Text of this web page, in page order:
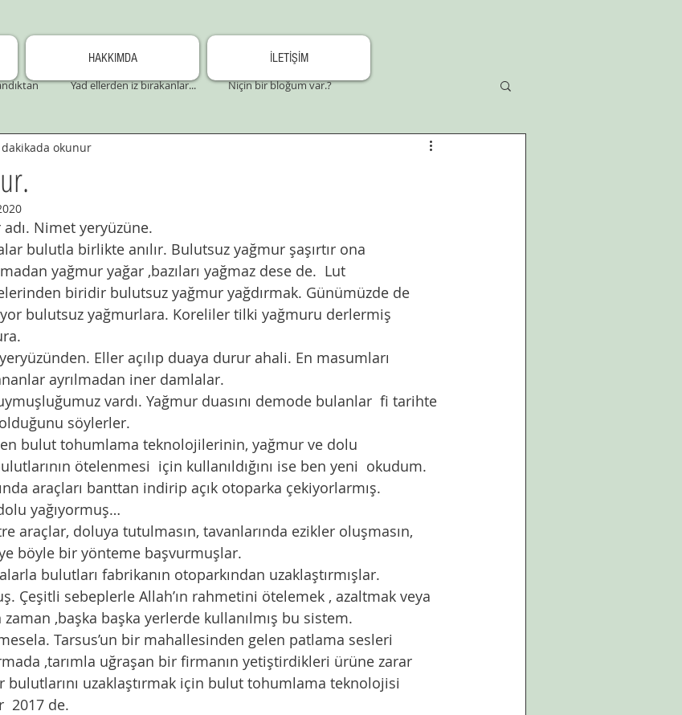
HAKKIMDA
İLETİŞİM
Yad ellerden iz bırakanlar... Niçin bir bloğum var.?
dakikada okunur
Nimet yeryüzüne.
yağmur yağar ,bazıları yağmaz dese de.  Lut
biridir bulutsuz yağmur yağdırmak. Günümüzde de
bulutsuz yağmurlara. Koreliler tilki yağmuru derlermiş
ayrılmadan iner damlalar.
söylerler.
ötelenmesi  için kullanıldığını ise ben yeni  okudum.
araçları banttan indirip açık otoparka çekiyorlarmış.
yağıyormuş…
araçlar, doluya tutulmasın, tavanlarında ezikler oluşmasın,
böyle bir yönteme başvurmuşlar.
bulutları fabrikanın otoparkından uzaklaştırmışlar.
,başka başka yerlerde kullanılmış bu sistem.
,tarımla uğraşan bir firmanın yetiştirdikleri ürüne zarar
bulutlarını uzaklaştırmak için bulut tohumlama teknolojisi
2017 de.